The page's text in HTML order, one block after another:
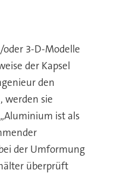
oder 3-D-Modelle
der Kapsel
den
werden sie
ist als
der Umformung
überprüft